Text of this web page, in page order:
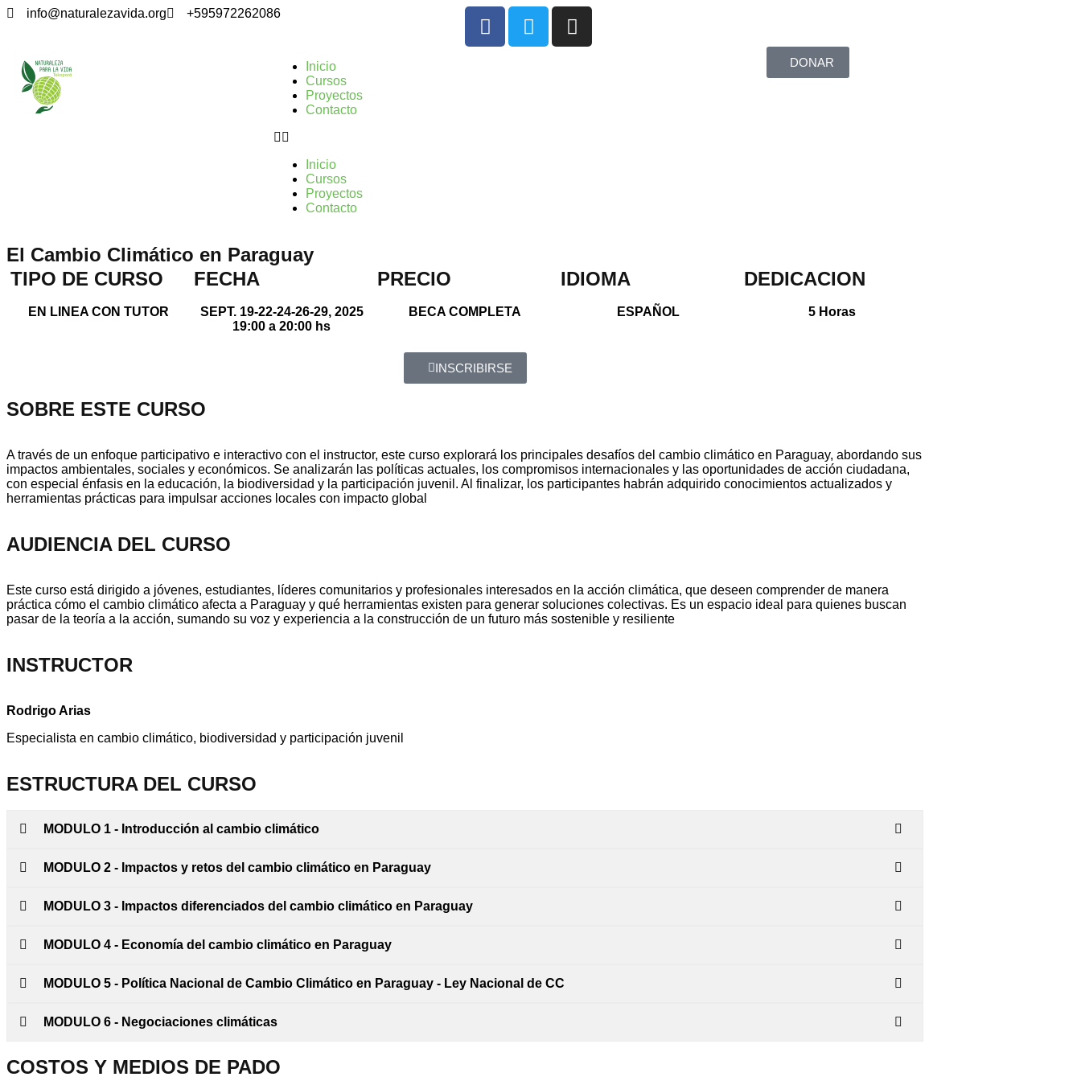
info@naturalezavida.org +595972262086
Inicio
Cursos
Proyectos
Contacto
Inicio
Cursos
Proyectos
Contacto
DONAR
El Cambio Climático en Paraguay
TIPO DE CURSO
EN LINEA CON TUTOR
FECHA
SEPT. 19-22-24-26-29, 2025
19:00 a 20:00 hs
PRECIO
BECA COMPLETA
IDIOMA
ESPAÑOL
DEDICACION
5 Horas
INSCRIBIRSE
SOBRE ESTE CURSO
A través de un enfoque participativo e interactivo con el instructor, este curso explorará los principales desafíos del cambio climático en Paraguay, abordando sus
impactos ambientales, sociales y económicos. Se analizarán las políticas actuales, los compromisos internacionales y las oportunidades de acción ciudadana,
con especial énfasis en la educación, la biodiversidad y la participación juvenil. Al finalizar, los participantes habrán adquirido conocimientos actualizados y
herramientas prácticas para impulsar acciones locales con impacto global
AUDIENCIA DEL CURSO
Este curso está dirigido a jóvenes, estudiantes, líderes comunitarios y profesionales interesados en la acción climática, que deseen comprender de manera
práctica cómo el cambio climático afecta a Paraguay y qué herramientas existen para generar soluciones colectivas. Es un espacio ideal para quienes buscan
pasar de la teoría a la acción, sumando su voz y experiencia a la construcción de un futuro más sostenible y resiliente
INSTRUCTOR
Rodrigo Arias
Especialista en cambio climático, biodiversidad y participación juvenil
ESTRUCTURA DEL CURSO
MODULO 1 - Introducción al cambio climático
MODULO 2 - Impactos y retos del cambio climático en Paraguay
MODULO 3 - Impactos diferenciados del cambio climático en Paraguay
MODULO 4 - Economía del cambio climático en Paraguay
MODULO 5 - Política Nacional de Cambio Climático en Paraguay - Ley Nacional de CC
MODULO 6 - Negociaciones climáticas
COSTOS Y MEDIOS DE PADO